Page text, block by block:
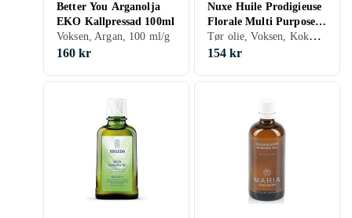
Better You Arganolja
EKO Kallpressad 100ml
Voksen, Argan, 100 ml/g
160 kr
Nuxe Huile Prodigieuse
Florale Multi Purpose
Dry Oil 100ml
Tør olie, Voksen, Kokos, Mandel, Citron, Argan, Macadami, Hjulkrone, Geranium, Solsikke, Druer, Rosmarin, 100 ml/g
154 kr